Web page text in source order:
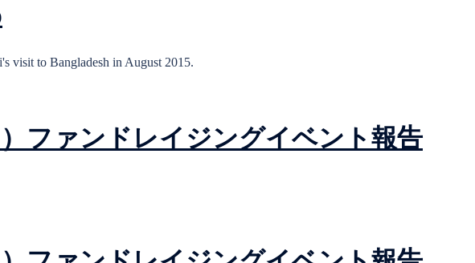
visit to Bangladesh in August 2015.
）ファンドレイジングイベント報告